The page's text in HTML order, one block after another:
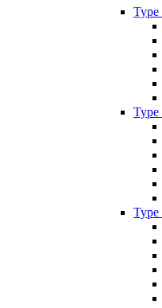
Type
Type
Type